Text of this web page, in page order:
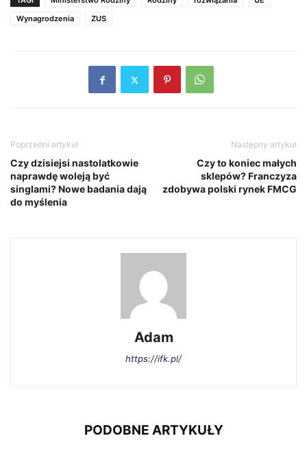
Wynagrodzenia
ZUS
Poprzedni artykuł
Czy dzisiejsi nastolatkowie
naprawdę woleją być
singlami? Nowe badania dają
do myślenia
Następny artykuł
Czy to koniec małych
sklepów? Franczyza
zdobywa polski rynek FMCG
Adam
https://ifk.pl/
PODOBNE ARTYKUŁY